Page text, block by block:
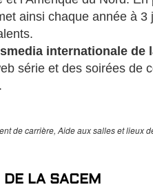
ainsi chaque année à
internationale
série et des soirées
de carrière, Aide aux salles et lieux
DE LA SACEM